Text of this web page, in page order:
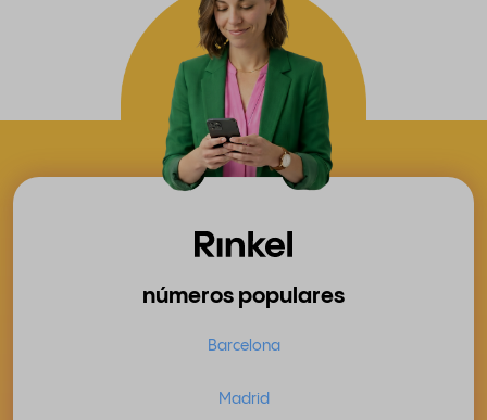
números populares
Barcelona
Madrid